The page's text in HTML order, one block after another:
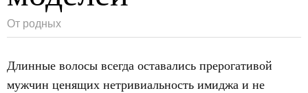
От родных
Длинные волосы всегда оставались прерогативой
мужчин ценящих нетривиальность имиджа и не